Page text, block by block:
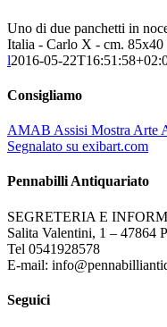
Uno di due panchetti in
Italia - Carlo X - cm. 85x40
l2016-05-
Consigliamo
AMAB Assisi Mostra Arte
Segnalato su exibart.com
Pennabilli Antiquariato
SEGRETERIA E
Salita Valentini, 1 – 47864
Tel 0541928578
E-mail:
Seguici